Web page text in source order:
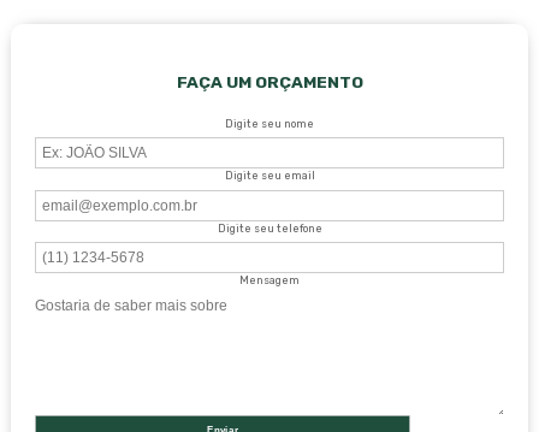
FAÇA UM ORÇAMENTO
Digite seu nome
Digite seu email
Digite seu telefone
Mensagem